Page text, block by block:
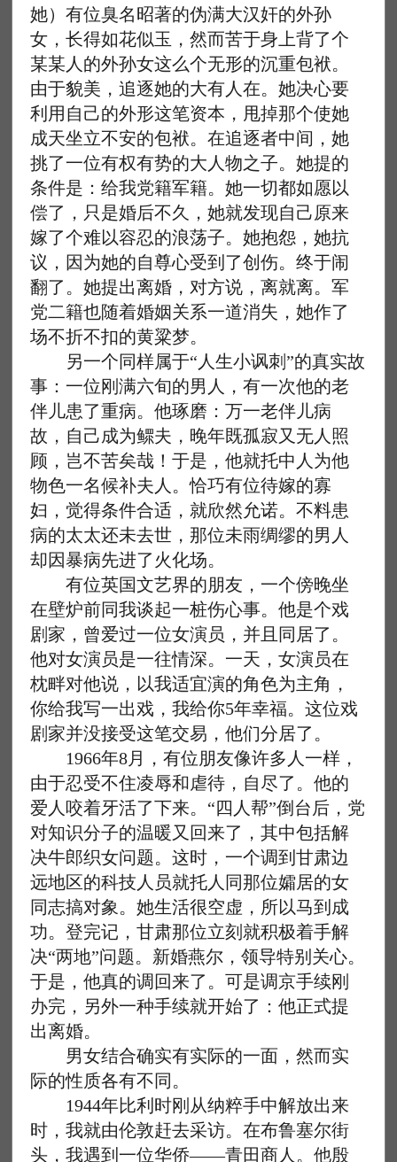
她）有位臭名昭著的伪满大汉奸的外孙
女，长得如花似玉，然而苦于身上背了个
某某人的外孙女这么个无形的沉重包袱。
由于貌美，追逐她的大有人在。她决心要
利用自己的外形这笔资本，甩掉那个使她
成天坐立不安的包袱。在追逐者中间，她
挑了一位有权有势的大人物之子。她提的
条件是：给我党籍军籍。她一切都如愿以
偿了，只是婚后不久，她就发现自己原来
嫁了个难以容忍的浪荡子。她抱怨，她抗
议，因为她的自尊心受到了创伤。终于闹
翻了。她提出离婚，对方说，离就离。军
党二籍也随着婚姻关系一道消失，她作了
场不折不扣的黄粱梦。
另一个同样属于“人生小讽刺”的真实故
事：一位刚满六旬的男人，有一次他的老
伴儿患了重病。他琢磨：万一老伴儿病
故，自己成为鳏夫，晚年既孤寂又无人照
顾，岂不苦矣哉！于是，他就托中人为他
物色一名候补夫人。恰巧有位待嫁的寡
妇，觉得条件合适，就欣然允诺。不料患
病的太太还未去世，那位未雨绸缪的男人
却因暴病先进了火化场。
有位英国文艺界的朋友，一个傍晚坐
在壁炉前同我谈起一桩伤心事。他是个戏
剧家，曾爱过一位女演员，并且同居了。
他对女演员是一往情深。一天，女演员在
枕畔对他说，以我适宜演的角色为主角，
你给我写一出戏，我给你5年幸福。这位戏
剧家并没接受这笔交易，他们分居了。
1966年8月，有位朋友像许多人一样，
由于忍受不住凌辱和虐待，自尽了。他的
爱人咬着牙活了下来。“四人帮”倒台后，党
对知识分子的温暖又回来了，其中包括解
决牛郎织女问题。这时，一个调到甘肃边
远地区的科技人员就托人同那位孀居的女
同志搞对象。她生活很空虚，所以马到成
功。登完记，甘肃那位立刻就积极着手解
决“两地”问题。新婚燕尔，领导特别关心。
于是，他真的调回来了。可是调京手续刚
办完，另外一种手续就开始了：他正式提
出离婚。
男女结合确实有实际的一面，然而实
际的性质各有不同。
1944年比利时刚从纳粹手中解放出来
时，我就由伦敦赶去采访。在布鲁塞尔街
头，我遇到一位华侨——青田商人。他殷